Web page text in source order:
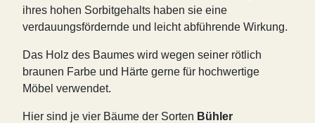
ihres hohen Sorbitgehalts haben sie eine
verdauungsfördernde und leicht abführende Wirkung.
Das Holz des Baumes wird wegen seiner rötlich
braunen Farbe und Härte gerne für hochwertige
Möbel verwendet.
Hier sind je vier Bäume der Sorten Bühler